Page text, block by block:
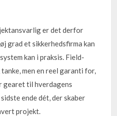
er det derfor
grad et sikkerhedsfirma kan
kan i praksis. Field-
men en reel garanti for,
gearet til hverdagens
ende dét, der skaber
projekt.